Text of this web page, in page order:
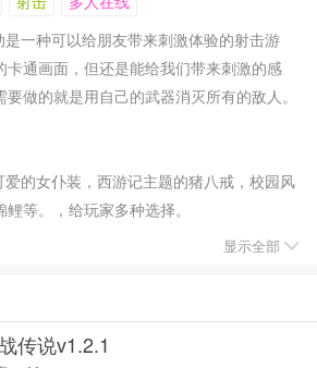
一种可以给朋友带来刺激体验的射击游
卡通画面，但还是能给我们带来刺激的感
做的就是用自己的武器消灭所有的敌人。
的女仆装，西游记主题的猪八戒，校园风
等。，给玩家多种选择。
线的雪球，飞机“飞得高”，还有香肠被杀后
东西，射击，还成为第一经典玩法。在游
跳跃，在派对上跑酷。
面，举枪击倒对面的敌人；为队友“加油”，
显示全部
传说v1.2.1